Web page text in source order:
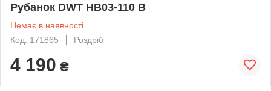
Рубанок DWT HB03-110 B
Немає в наявності
Код: 171865
Роздріб
4 190 ₴